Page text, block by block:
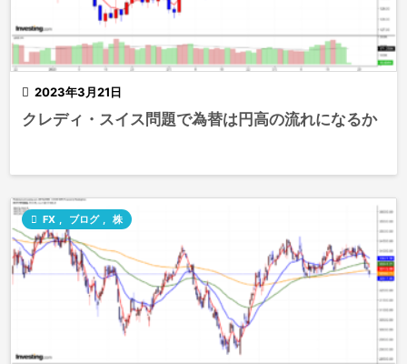
 2023年3月21日
クレディ・スイス問題で為替は円高の流れになるか
 FX , ブログ , 株